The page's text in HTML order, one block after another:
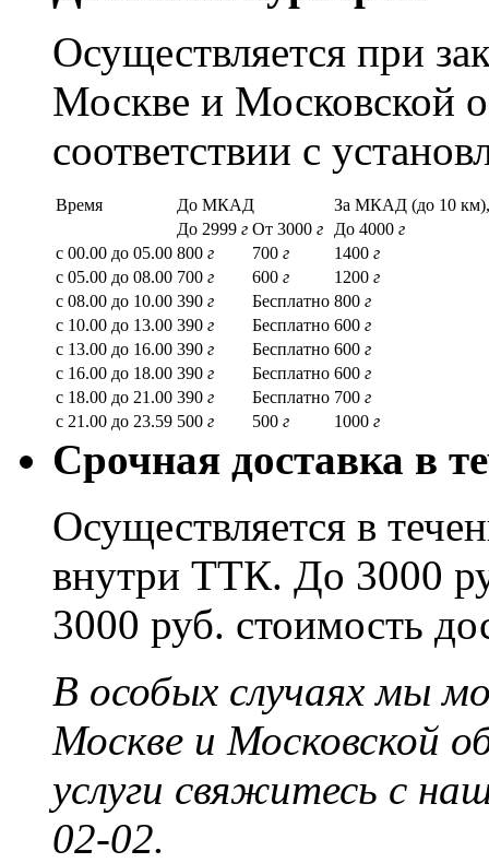
Осуществляется при
Москве и Московской
соответствии с
Время До МКАД
За МКАД (до 10
До 2999 г От 3000 г До 4000 г
с 00.00 до 05.00 800 г 700 г 1400 г
с 05.00 до 08.00 700 г 600 г 1200 г
с 08.00 до 10.00 390 г Бесплатно 800 г
с 10.00 до 13.00 390 г Бесплатно 600 г
с 13.00 до 16.00 390 г Бесплатно 600 г
с 16.00 до 18.00 390 г Бесплатно 600 г
с 18.00 до 21.00 390 г Бесплатно 700 г
с 21.00 до 23.59 500 г 500 г 1000 г
Срочная доставка в
Осуществляется в
внутри ТТК. До 3000
3000 руб. стоимость
В особых случаях мы
Москве и Московской
услуги свяжитесь с
02-02.